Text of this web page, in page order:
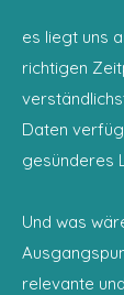
es liegt uns
richtigen
Daten
gesünderes
Und was
relevante